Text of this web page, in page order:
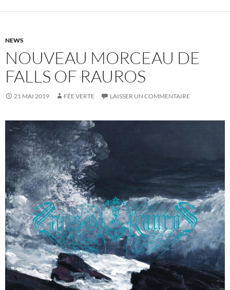
NEWS
NOUVEAU MORCEAU DE
FALLS OF RAUROS
21 MAI 2019 FÉE VERTE LAISSER UN COMMENTAIRE